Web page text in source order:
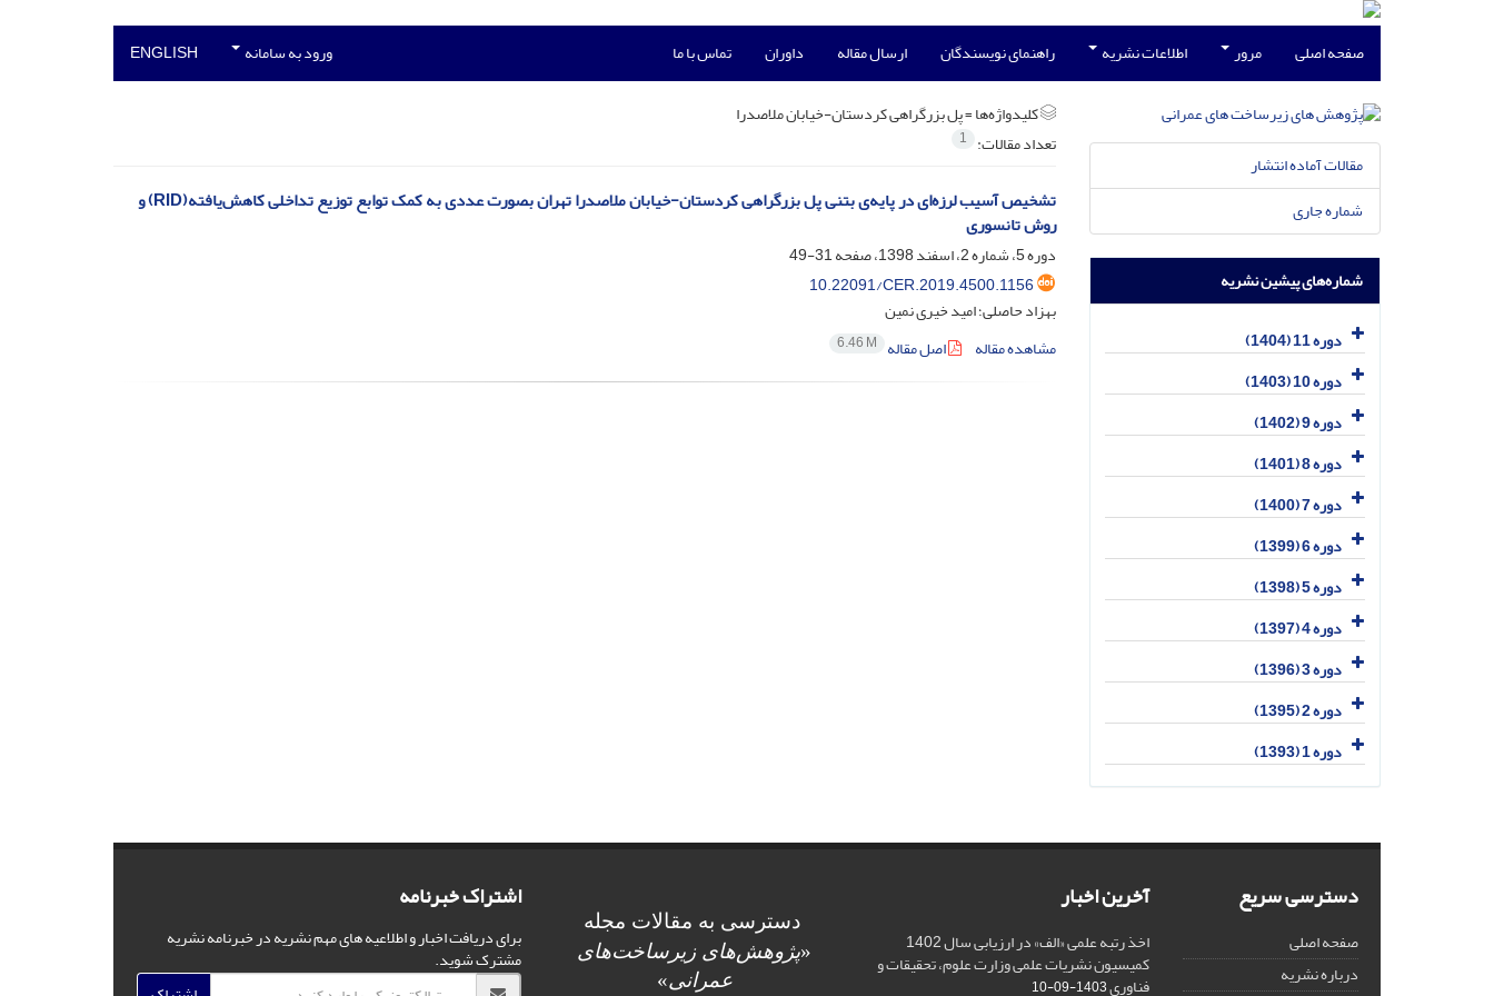
صفحه اصلی مرور اطلاعات نشریه راهنمای نویسندگان ارسال مقاله داوران تماس با ما ورود به سامانه ENGLISH
کلیدواژه‌ها =پل بزرگراهی کردستان-خیابان ملاصدرا
تعداد مقالات: 1
تشخیص آسیب لرزه‌ای در پایه‌ی بتنی پل بزرگراهی کردستان-خیابان ملاصدرا تهران بصورت عددی به کمک توابع توزیع تداخلی کاهش‌یافته(RID) و
روش تانسوری
دوره 5، شماره 2، اسفند 1398، صفحه
31-49
10.22091/CER.2019.4500.1156
بهزاد حاصلی؛ امید خیری نمین
مشاهده مقاله
اصل مقاله 6.46 M
مقالات آماده انتشار
شماره جاری
شماره‌های پیشین نشریه
دوره 11 (1404)
دوره 10 (1403)
دوره 9 (1402)
دوره 8 (1401)
دوره 7 (1400)
دوره 6 (1399)
دوره 5 (1398)
دوره 4 (1397)
دوره 3 (1396)
دوره 2 (1395)
دوره 1 (1393)
دسترسی سریع
صفحه اصلی
درباره نشریه
آخرین اخبار
اخذ رتبه علمی «الف» در ارزیابی سال 1402
کمیسیون نشریات علمی وزارت علوم، تحقیقات و
فناوری1403-09-10
دسترسی به مقالات مجله
«پژوهش‌های زیرساخت‌های
عمرانی»
اشتراک خبرنامه
برای دریافت اخبار و اطلاعیه های مهم نشریه در خبرنامه نشریه
مشترک شوید.